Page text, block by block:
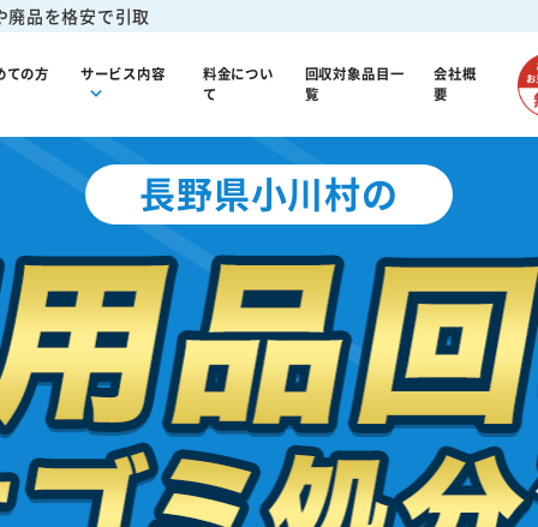
廃品を格安で引取
ての方 サービス内容
料金につい
て
回収対象品目一
覧
会社概
要
長野県小川村の